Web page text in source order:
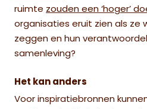
ruimte zouden een ‘hoger’
organisaties eruit zien als ze
zeggen en hun
samenleving?
Het kan anders
Voor inspiratiebronnen